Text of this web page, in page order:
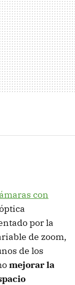
con
por la
de zoom,
de los
mejorar la